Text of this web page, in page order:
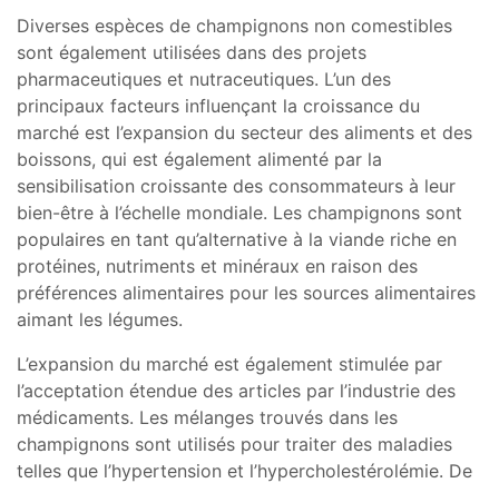
Diverses espèces de champignons non comestibles
sont également utilisées dans des projets
pharmaceutiques et nutraceutiques. L’un des
principaux facteurs influençant la croissance du
marché est l’expansion du secteur des aliments et des
boissons, qui est également alimenté par la
sensibilisation croissante des consommateurs à leur
bien-être à l’échelle mondiale. Les champignons sont
populaires en tant qu’alternative à la viande riche en
protéines, nutriments et minéraux en raison des
préférences alimentaires pour les sources alimentaires
aimant les légumes.
L’expansion du marché est également stimulée par
l’acceptation étendue des articles par l’industrie des
médicaments. Les mélanges trouvés dans les
champignons sont utilisés pour traiter des maladies
telles que l’hypertension et l’hypercholestérolémie. De